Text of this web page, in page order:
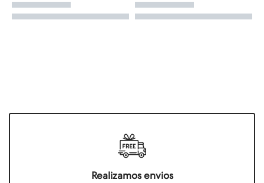
Realizamos envios